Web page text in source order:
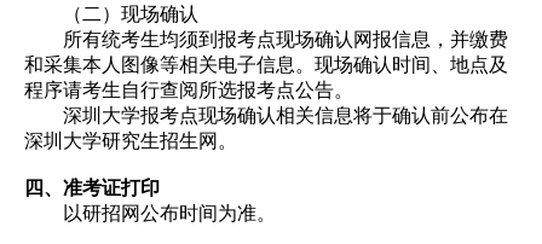
（二）现场确认
所有统考生均须到报考点现场确认网报信息，并缴费
和采集本人图像等相关电子信息。现场确认时间、地点及
程序请考生自行查阅所选报考点公告。
深圳大学报考点现场确认相关信息将于确认前公布在
深圳大学研究生招生网。
四、准考证打印
以研招网公布时间为准。